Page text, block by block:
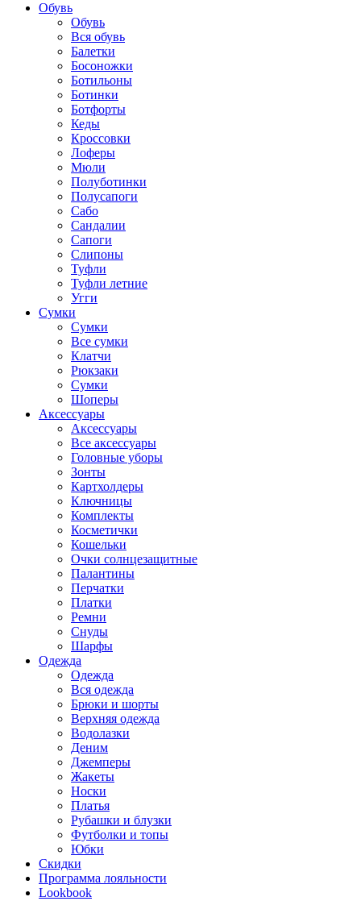
Обувь
Обувь
Вся обувь
Балетки
Босоножки
Ботильоны
Ботинки
Ботфорты
Кеды
Кроссовки
Лоферы
Мюли
Полуботинки
Полусапоги
Сабо
Сандалии
Сапоги
Слипоны
Туфли
Туфли летние
Угги
Сумки
Сумки
Все сумки
Клатчи
Рюкзаки
Сумки
Шоперы
Аксессуары
Аксессуары
Все аксессуары
Головные уборы
Зонты
Картхолдеры
Ключницы
Комплекты
Косметички
Кошельки
Очки солнцезащитные
Палантины
Перчатки
Платки
Ремни
Снуды
Шарфы
Одежда
Одежда
Вся одежда
Брюки и шорты
Верхняя одежда
Водолазки
Деним
Джемперы
Жакеты
Носки
Платья
Рубашки и блузки
Футболки и топы
Юбки
Скидки
Программа лояльности
Lookbook